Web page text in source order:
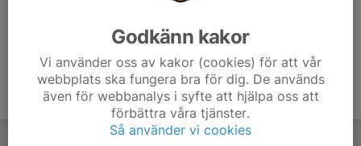
Godkänn kakor
Vi använder oss av kakor (cookies) för att vår
webbplats ska fungera bra för dig. De används
även för webbanalys i syfte att hjälpa oss att
förbättra våra tjänster.
Så använder vi cookies